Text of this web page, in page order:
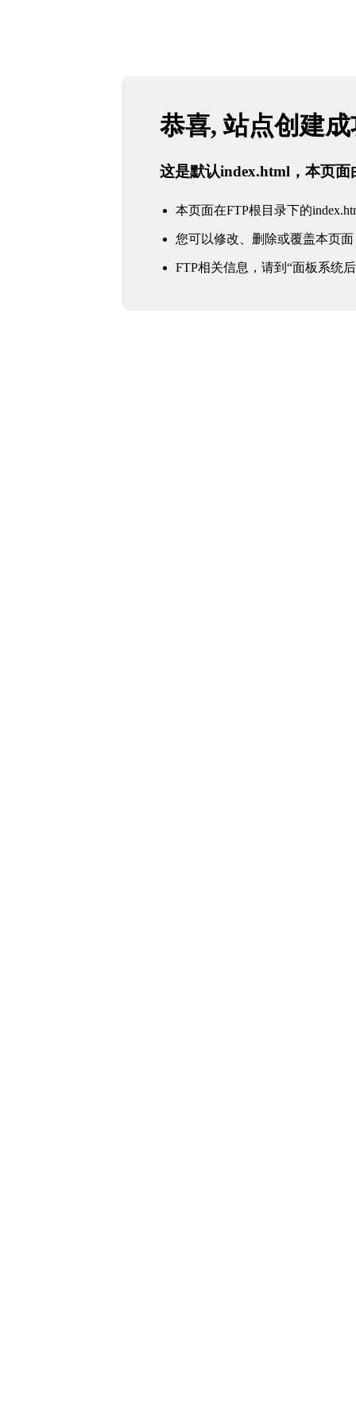
恭喜, 站点创建
这是默认index.html，本页面
本页面在FTP根目录下的
您可以修改、删除或覆盖本页面
FTP相关信息，请到“面板系统